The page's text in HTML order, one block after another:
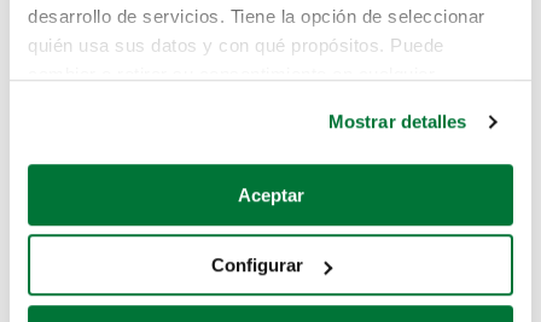
desarrollo de servicios. Tiene la opción de seleccionar
quién usa sus datos y con qué propósitos. Puede
Si lo permite, también quisiéramos:
Recopilar información sobre su ubicación geográfica
Identificar su dispositivo analizándolo activamente
para buscar características específicas (huellas
Mostrar detalles
Aceptar
Configurar
Pero puedes encontrar el coche que estás
buscando en alguno de estos enlaces:
Coches de segunda mano
Coches de km0